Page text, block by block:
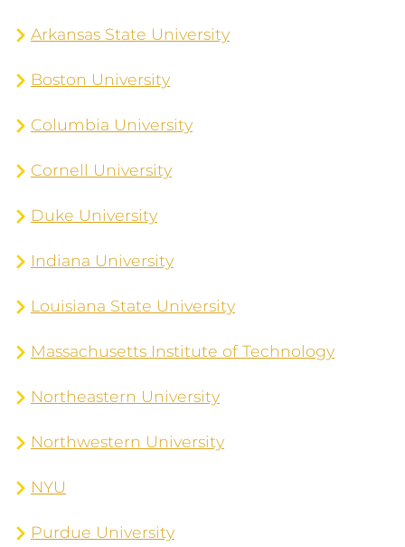
Arkansas State University
Boston University
Columbia University
Cornell University
Duke University
Indiana University
Louisiana State University
Massachusetts Institute of Technology
Northeastern University
Northwestern University
NYU
Purdue University